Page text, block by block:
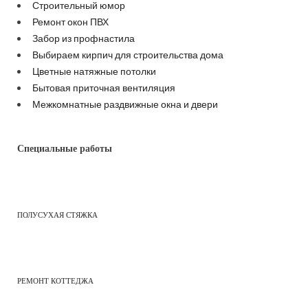
Строительный юмор
Ремонт окон ПВХ
Забор из профнастила
Выбираем кирпич для строительства дома
Цветные натяжные потолки
Бытовая приточная вентиляция
Межкомнатные раздвижные окна и двери
Специальные работы
ПОЛУСУХАЯ СТЯЖКА
РЕМОНТ КОТТЕДЖА